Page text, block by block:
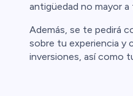
antigüedad no mayor a
Además, se te pedirá
sobre tu experiencia y
inversiones, así como